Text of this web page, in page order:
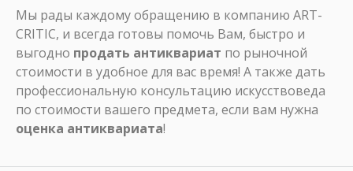
Мы рады каждому обращению в компанию ART-
CRITIC, и всегда готовы помочь Вам, быстро и
выгодно продать антиквариат по рыночной
стоимости в удобное для вас время! А также дать
профессиональную консультацию искусствоведа
по стоимости вашего предмета, если вам нужна
оценка антиквариата!